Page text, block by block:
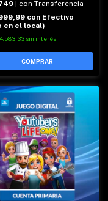
| con Transferencia
con Efectivo
en el local)
sin interés